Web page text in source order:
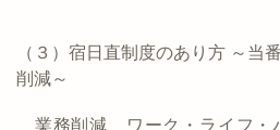
（３）宿日直制度のあり方 ～当
削減～
業務削減、ワーク・ライフ・